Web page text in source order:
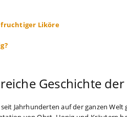
fruchtiger Liköre
Geschichte
Jahrhunderten auf der ganzen